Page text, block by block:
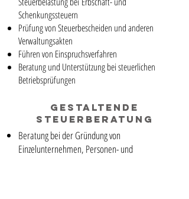
Schenkungssteuern
Prüfung von Steuerbescheiden und anderen
Verwaltungsakten
Führen von Einspruchsverfahren
Beratung und Unterstützung bei steuerlichen
Betriebsprüfungen
Gestaltende
STeuerberatung
Beratung bei der Gründung von
Einzelunternehmen, Personen- und